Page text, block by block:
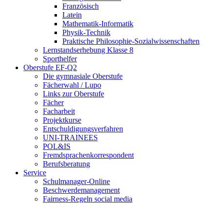
Französisch
Latein
Mathematik-Informatik
Physik-Technik
Praktische Philosophie-Sozialwissenschaften
Lernstandserhebung Klasse 8
Sporthelfer
Oberstufe EF-Q2
Die gymnasiale Oberstufe
Fächerwahl / Lupo
Links zur Oberstufe
Fächer
Facharbeit
Projektkurse
Entschuldigungsverfahren
UNI-TRAINEES
POL&IS
Fremdsprachenkorrespondent
Berufsberatung
Service
Schulmanager-Online
Beschwerdemanagement
Fairness-Regeln social media